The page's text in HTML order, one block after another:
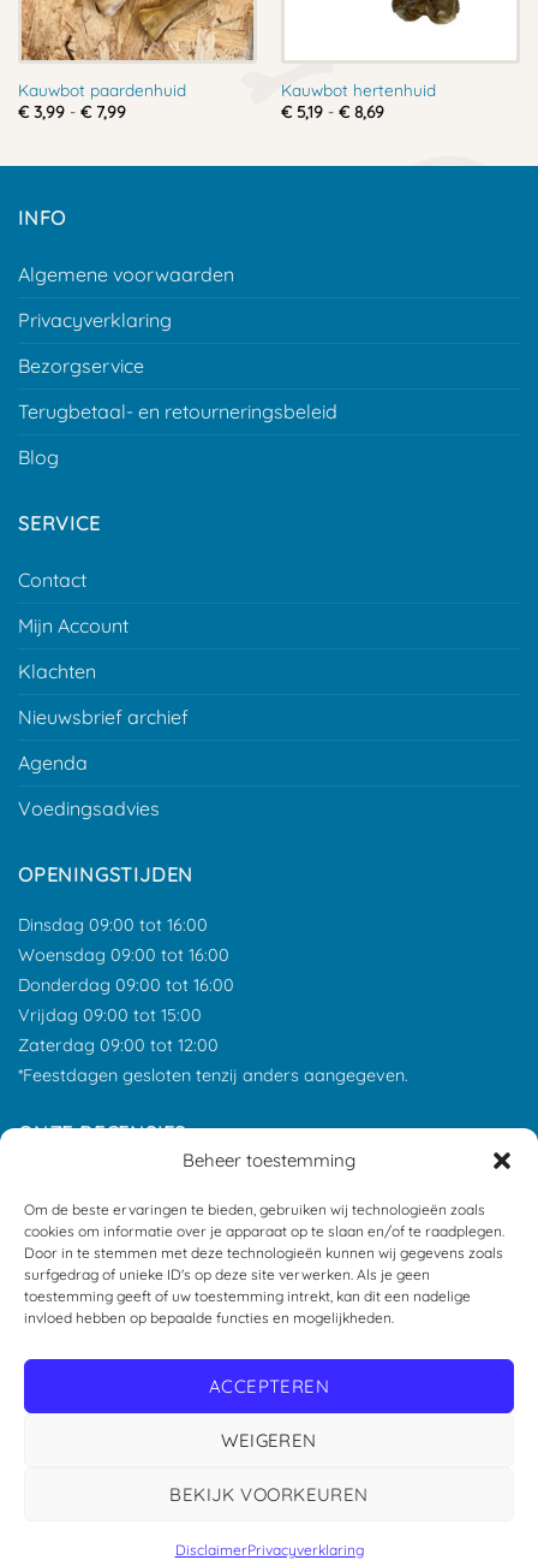
Beheer toestemming
Om de beste ervaringen te bieden, gebruiken wij technologieën zoals
cookies om informatie over je apparaat op te slaan en/of te raadplegen.
Door in te stemmen met deze technologieën kunnen wij gegevens zoals
surfgedrag of unieke ID's op deze site verwerken. Als je geen
toestemming geeft of uw toestemming intrekt, kan dit een nadelige
invloed hebben op bepaalde functies en mogelijkheden.
ACCEPTEREN
WEIGEREN
BEKIJK VOORKEUREN
DisclaimerPrivacyverklaring
Kauwbot paardenhuid
€3,99 - €7,99Prijsklasse:
Kauwbot hertenhuid
€5,19 - €8,69Prijsklasse:
INFO
Algemene voorwaarden
Privacyverklaring
Bezorgservice
Terugbetaal- en retourneringsbeleid
Blog
SERVICE
Contact
Mijn Account
Klachten
Nieuwsbrief archief
Agenda
Voedingsadvies
OPENINGSTIJDEN
Dinsdag 09:00 tot 16:00
Woensdag 09:00 tot 16:00
Donderdag 09:00 tot 16:00
Vrijdag 09:00 tot 15:00
Zaterdag 09:00 tot 12:00
*Feestdagen gesloten tenzij anders aangegeven.
ONZE RECENSIES
Copyright 2026 ©Geusdiervoeding